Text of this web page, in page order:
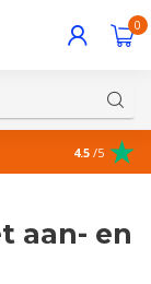
0
4.5 /5
aan- en